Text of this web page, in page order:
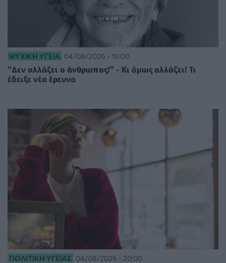
ΨΥΧΙΚΉ ΥΓΕΊΑ 04/08/2026 - 16:00
"Δεν αλλάζει ο άνθρωπος!" - Κι όμως αλλάζει! Τι
έδειξε νέα έρευνα
ΠΟΛΙΤΙΚΉ ΥΓΕΊΑΣ 04/08/2026 - 20:00